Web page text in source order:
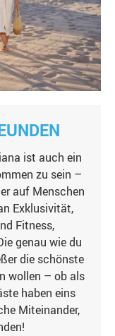
ist auch ein
zu sein –
auf Menschen
Exklusivität,
Fitness,
genau wie du
die schönste
wollen – ob als
haben eins
Miteinander,